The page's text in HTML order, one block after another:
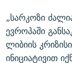
„სარკოზი
ევროპაში
ლიბიის
ინიციატივით